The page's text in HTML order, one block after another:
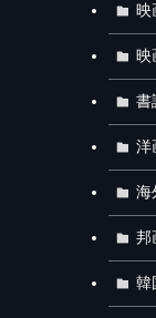
映
映
書
洋
海
邦
韓